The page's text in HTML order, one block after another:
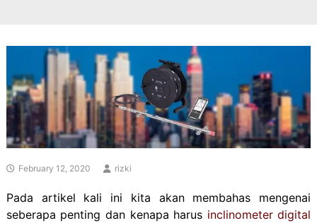
February 12, 2020 rizki
Pada artikel kali ini kita akan membahas mengenai
seberapa penting dan kenapa harus inclinometer digital